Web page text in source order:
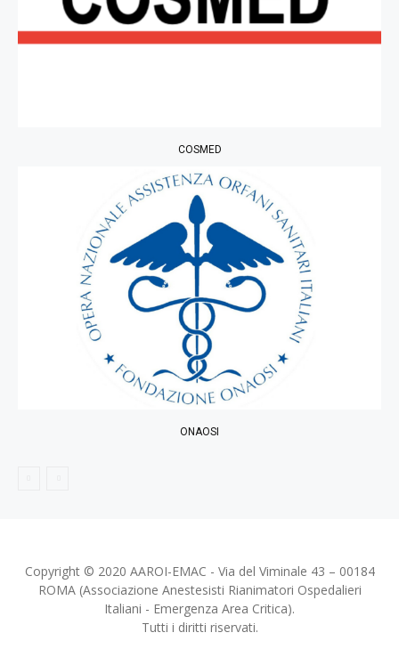
COSMED
ONAOSI
Copyright © 2020 AAROI-EMAC - Via del Viminale 43 – 00184
ROMA (Associazione Anestesisti Rianimatori Ospedalieri
Italiani - Emergenza Area Critica).
Tutti i diritti riservati.